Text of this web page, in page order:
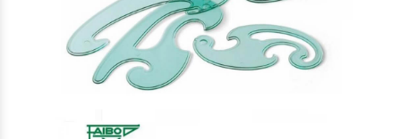
Audiovisuales
Tinta y tóner